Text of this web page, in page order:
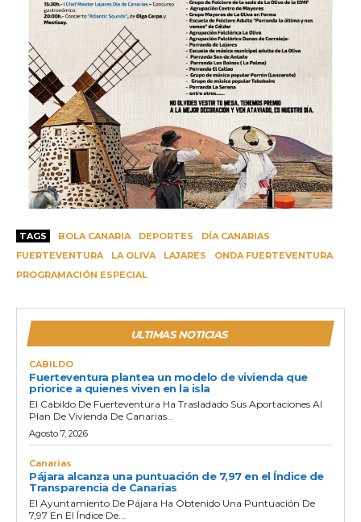
TAGS BOLA CANARIA DEPORTES
DÍA CANARIAS
FUERTEVENTURA
LA OLIVA LAJARES
ONDA FUERTEVENTURA
PROGRAMACIÓN ESPECIAL
ULTIMAS NOTICIAS
CABILDO
Fuerteventura plantea un modelo de vivienda que
priorice a quienes viven en la isla
El Cabildo De Fuerteventura Ha Trasladado Sus Aportaciones Al
Plan De Vivienda De Canarias...
Agosto 7, 2026
Canarias
Pájara alcanza una puntuación de 7,97 en el Índice de
Transparencia de Canarias
El Ayuntamiento De Pájara Ha Obtenido Una Puntuación De
7,97 En El Índice De...